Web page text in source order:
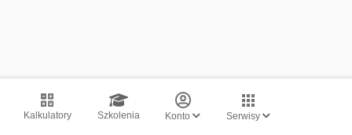
Kalkulatory Szkolenia Konto Serwisy